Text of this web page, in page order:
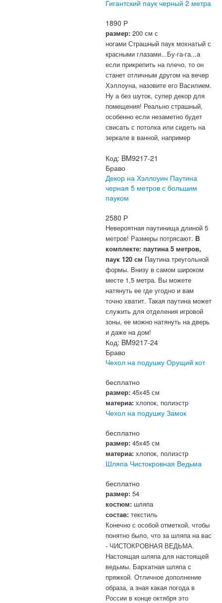
Гигантский паук черный 2 метра
1890 Р
размер: 200 см с
ногами Страшный паук мохнатый с
красными глазами...Бу-га-га...а
если прикрепить на плечо, то он
станет отличным другом на вечер
Хэллоуна, назовите его Василием.
Ну а без шуток, супер декор для
помещения! Реально страшный,
особенно если незаметно будет
свисать с потолка или сидеть на
зеркале в ванной, например
Код: BM9217-21
Браво
Декор на Хэллоуин Паутина
черная 5 метров с большим
пауком
2580 Р
Невероятная паутинища длиной 5
метров! Размеры потрясают. В
комплекте: паутина 5 метров,
паук 120 см Паутина треугольной
формы. Внизу в самом широком
месте 1,5 метра. Вы можете
натянуть ее где угодно и вам
точно хватит. Такая паутина может
служить для отделения игровой
зоны, ее можно натянуть на дверь
и даже на дом!
Код: BM9217-24
Браво
Чехол на подушку Орущий кот
бесплатно
размер: 45х45 см
материа: хлопок, полиэстр
Чехол на подушку Замок
бесплатно
размер: 45х45 см
материа: хлопок, полиэстр
Шляпа Чистокровная Ведьма
бесплатно
размер: 54
костюм: шляпа
состав: текстиль
Конечно с особой отметкой, чтобы
понятно было, что за шляпа на вас
- ЧИСТОКРОВНАЯ ВЕДЬМА.
Настоящая шляпа для настоящей
ведьмы. Бархатная шляпа с
пряжкой. Отличное дополнение
образа, а зная какая погода в
России в конце октября это